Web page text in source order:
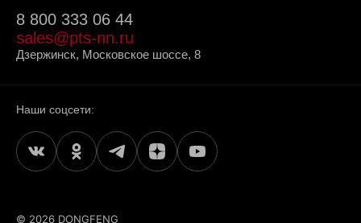
8 800 333 06 44
sales@pts-nn.ru
Дзержинск, Московское шоссе, 8
Наши соцсети:
© 2026 DONGFENG